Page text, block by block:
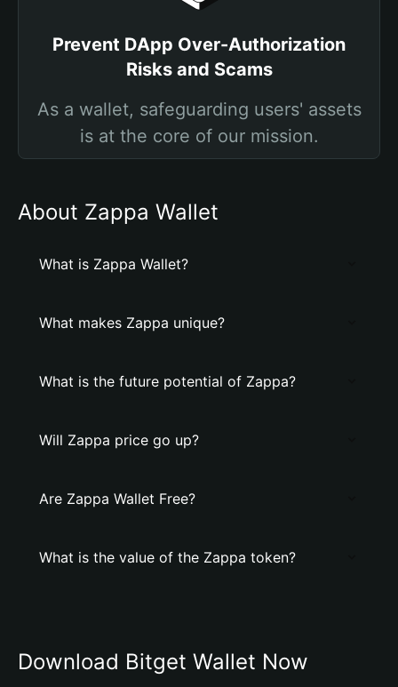
Prevent DApp Over-Authorization
Risks and Scams
As a wallet, safeguarding users' assets
is at the core of our mission.
About Zappa Wallet
What is Zappa Wallet?
What makes Zappa unique?
What is the future potential of Zappa?
Will Zappa price go up?
Are Zappa Wallet Free?
What is the value of the Zappa token?
Download Bitget Wallet Now